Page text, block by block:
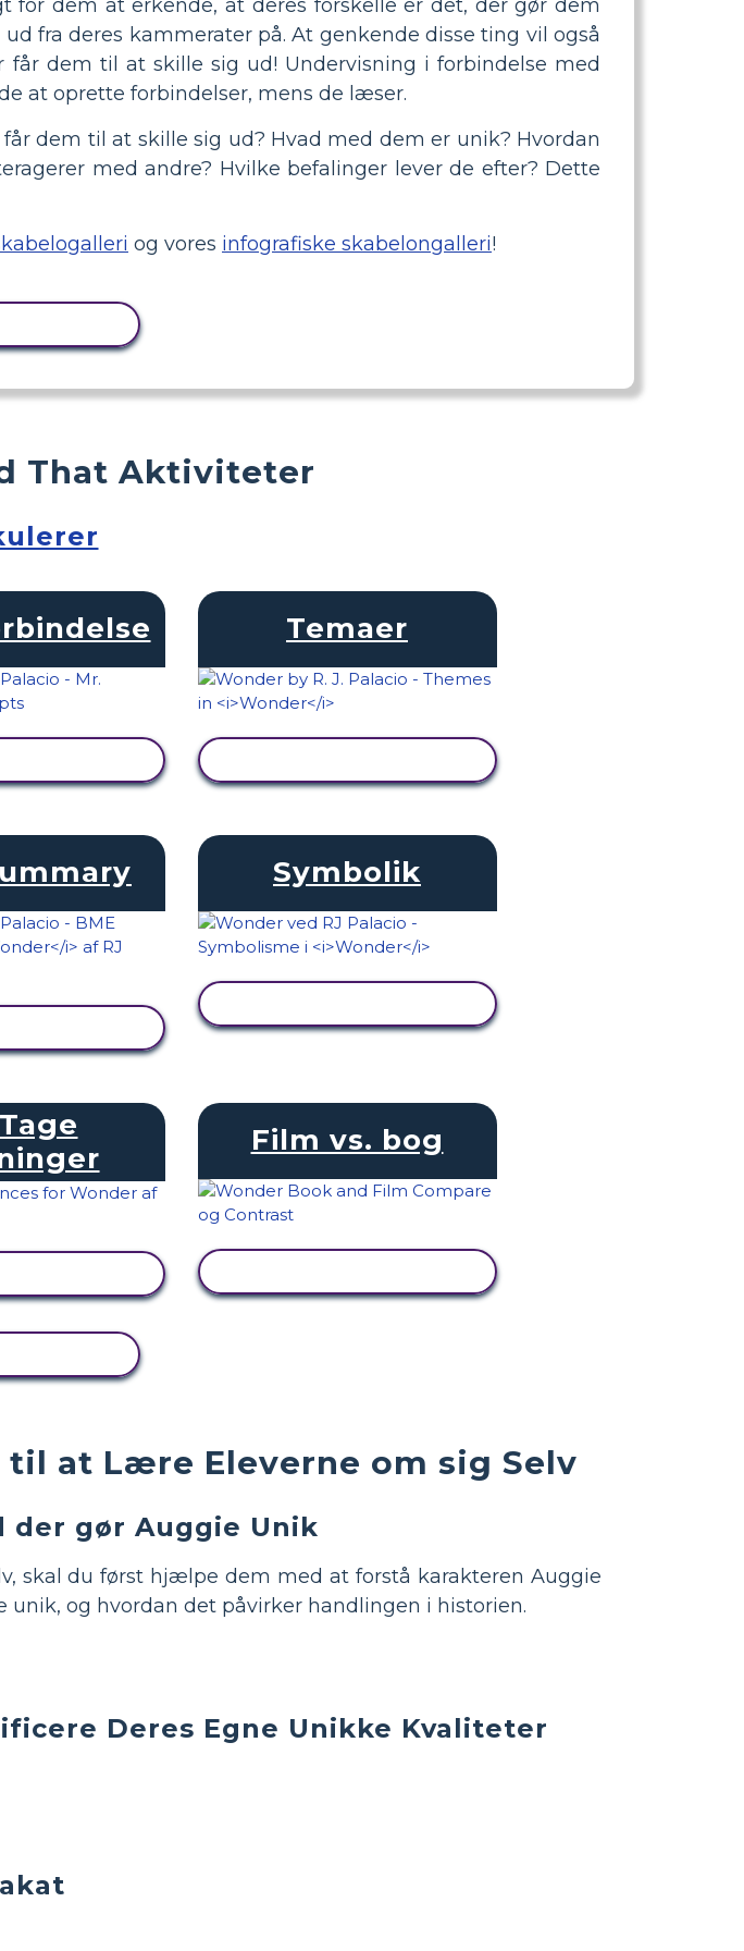
for dem at erkende, at deres forskelle er det, der gør dem
fra deres kammerater på. At genkende disse ting vil også
dem til at skille sig ud! Undervisning i forbindelse med
at oprette forbindelser, mens de læser.
dem til at skille sig ud? Hvad med dem er unik? Hvordan
med andre? Hvilke befalinger lever de efter? Dette
og vores infografiske skabelongalleri!
at Lære Eleverne om sig Selv
der gør Auggie Unik
skal du først hjælpe dem med at forstå karakteren Auggie
og hvordan det påvirker handlingen i historien.
Deres Egne Unikke Kvaliteter
That Aktiviteter
Temaer
Symbolik
Film vs. bog